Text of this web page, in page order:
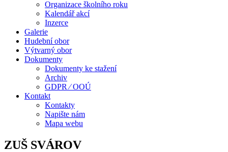
Organizace školního roku
Kalendář akcí
Inzerce
Galerie
Hudební obor
Výtvarný obor
Dokumenty
Dokumenty ke stažení
Archiv
GDPR ⁄ OOÚ
Kontakt
Kontakty
Napište nám
Mapa webu
ZUŠ SVÁROV